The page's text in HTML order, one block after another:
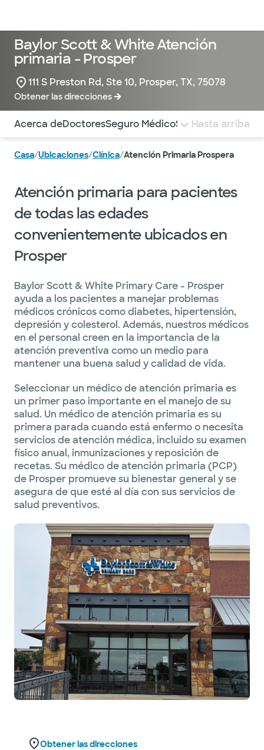
Baylor Scott & White Atención
primaria - Prosper
111 S Preston Rd, Ste 10, Prosper, TX, 75078
Obtener las direcciones
Utilice esta navegación para saltar rápidamente a
Acerca deDoctoresSeguro MédicoServicios Pagar la
Hasta arriba
Casa/Ubicaciones/Clínica/Atención Primaria Prospera
Atención primaria para pacientes
de todas las edades
convenientemente ubicados en
Prosper
Baylor Scott & White Primary Care - Prosper
ayuda a los pacientes a manejar problemas
médicos crónicos como diabetes, hipertensión,
depresión y colesterol. Además, nuestros médicos
en el personal creen en la importancia de la
atención preventiva como un medio para
mantener una buena salud y calidad de vida.
Seleccionar un médico de atención primaria es
un primer paso importante en el manejo de su
salud. Un médico de atención primaria es su
primera parada cuando está enfermo o necesita
servicios de atención médica, incluido su examen
físico anual, inmunizaciones y reposición de
recetas. Su médico de atención primaria (PCP)
de Prosper promueve su bienestar general y se
asegura de que esté al día con sus servicios de
salud preventivos.
Obtener las direcciones